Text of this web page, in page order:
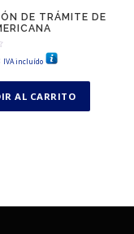
DE TRÁMITE DE
IVA incluído
AL CARRITO